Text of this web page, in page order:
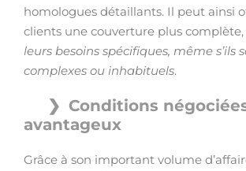
homologues détaillants. Il peut ainsi
clients une couverture plus complète,
leurs besoins spécifiques, même s’ils
complexes ou inhabituels.
Conditions
avantageux
Grâce à son important volume